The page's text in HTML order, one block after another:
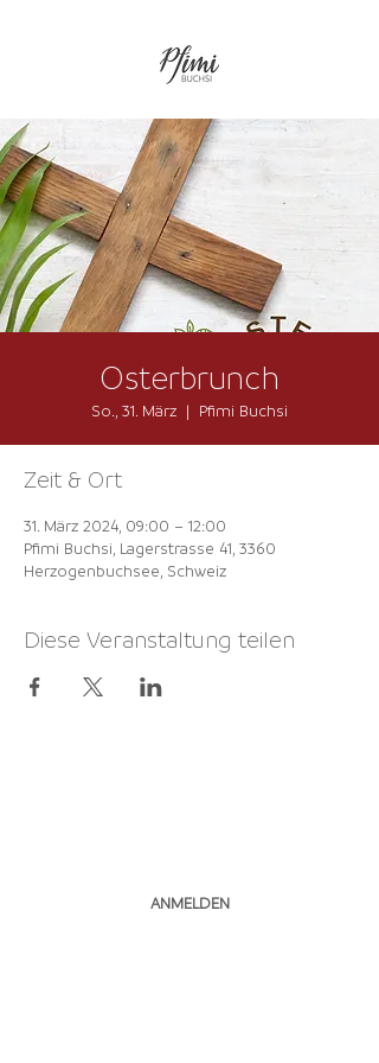
Osterbrunch
So., 31. März
  |
Pfimi Buchsi
Zeit & Ort
31. März 2024, 09:00 – 12:00
Pfimi Buchsi, Lagerstrasse 41, 3360
Herzogenbuchsee, Schweiz
Diese Veranstaltung teilen
ANMELDEN